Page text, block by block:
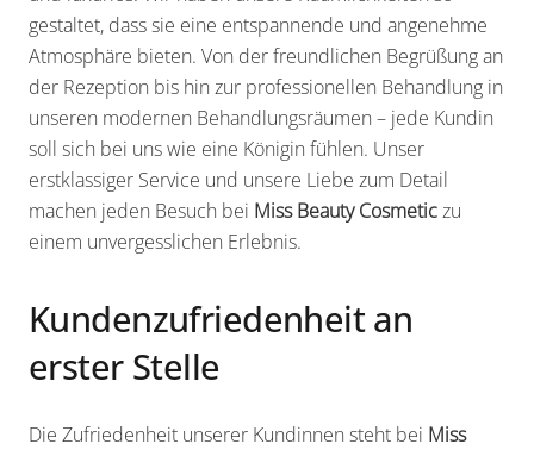
gestaltet, dass sie eine entspannende und angenehme
Atmosphäre bieten. Von der freundlichen Begrüßung an
der Rezeption bis hin zur professionellen Behandlung in
unseren modernen Behandlungsräumen – jede Kundin
soll sich bei uns wie eine Königin fühlen. Unser
erstklassiger Service und unsere Liebe zum Detail
machen jeden Besuch bei Miss Beauty Cosmeticzu
einem unvergesslichen Erlebnis.
Kundenzufriedenheit an
erster Stelle
Die Zufriedenheit unserer Kundinnen steht bei Miss